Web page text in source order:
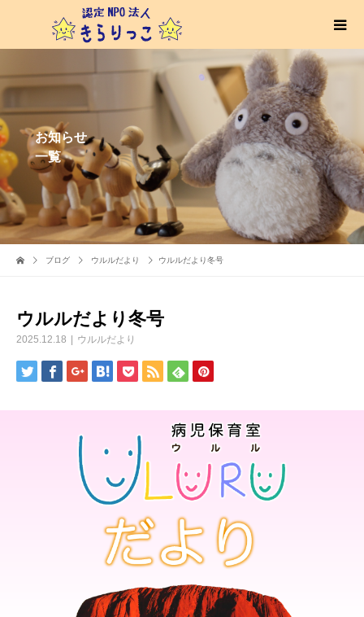
お知らせ
一覧
ブログ ウルルだより ウルルだより冬号
ウルルだより冬号
2025.12.18 ウルルだより